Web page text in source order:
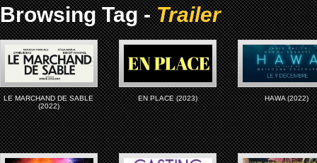
Browsing Tag -Trailer
LE MARCHAND DE SABLE
(2022)
EN PLACE (2023) HAWA (2022)